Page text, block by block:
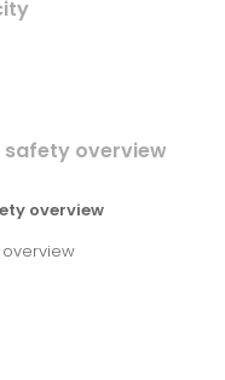
overview
overview